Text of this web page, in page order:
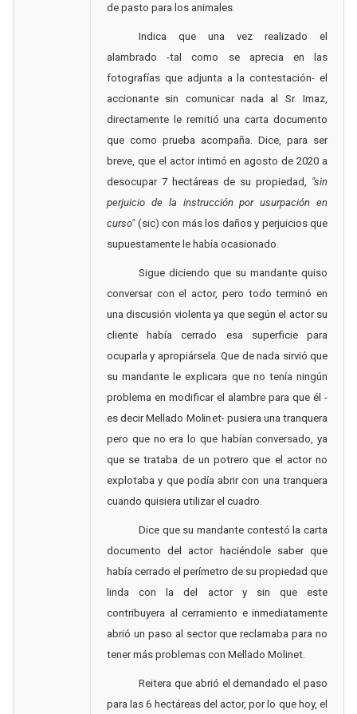
de pasto para los animales.
Indica que una vez realizado el
alambrado -tal como se aprecia en las
fotografías que adjunta a la contestación- el
accionante sin comunicar nada al Sr. Imaz,
directamente le remitió una carta documento
que como prueba acompaña. Dice, para ser
breve, que el actor intimó en agosto de 2020 a
desocupar 7 hectáreas de su propiedad, "sin
perjuicio de la instrucción por usurpación en
curso" (sic) con más los daños y perjuicios que
supuestamente le había ocasionado.
Sigue diciendo que su mandante quiso
conversar con el actor, pero todo terminó en
una discusión violenta ya que según el actor su
cliente había cerrado esa superficie para
ocuparla y apropiársela. Que de nada sirvió que
su mandante le explicara que no tenía ningún
problema en modificar el alambre para que él -
es decir Mellado Molinet- pusiera una tranquera
pero que no era lo que habían conversado, ya
que se trataba de un potrero que el actor no
explotaba y que podía abrir con una tranquera
cuando quisiera utilizar el cuadro.
Dice que su mandante contestó la carta
documento del actor haciéndole saber que
había cerrado el perímetro de su propiedad que
linda con la del actor y sin que este
contribuyera al cerramiento e inmediatamente
abrió un paso al sector que reclamaba para no
tener más problemas con Mellado Molinet.
Reitera que abrió el demandado el paso
para las 6 hectáreas del actor, por lo que hoy, el